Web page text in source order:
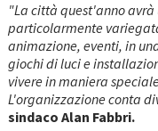
"La città quest'anno
particolarmente
animazione, eventi, in
giochi di luci e
vivere in maniera
L'organizzazione conta
sindaco Alan Fabbri.